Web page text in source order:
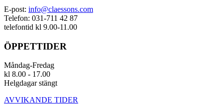
E-post: info@claessons.com
Telefon: 031-711 42 87
telefontid kl 9.00-11.00
ÖPPETTIDER
Måndag-Fredag
kl 8.00 - 17.00
Helgdagar stängt
AVVIKANDE TIDER